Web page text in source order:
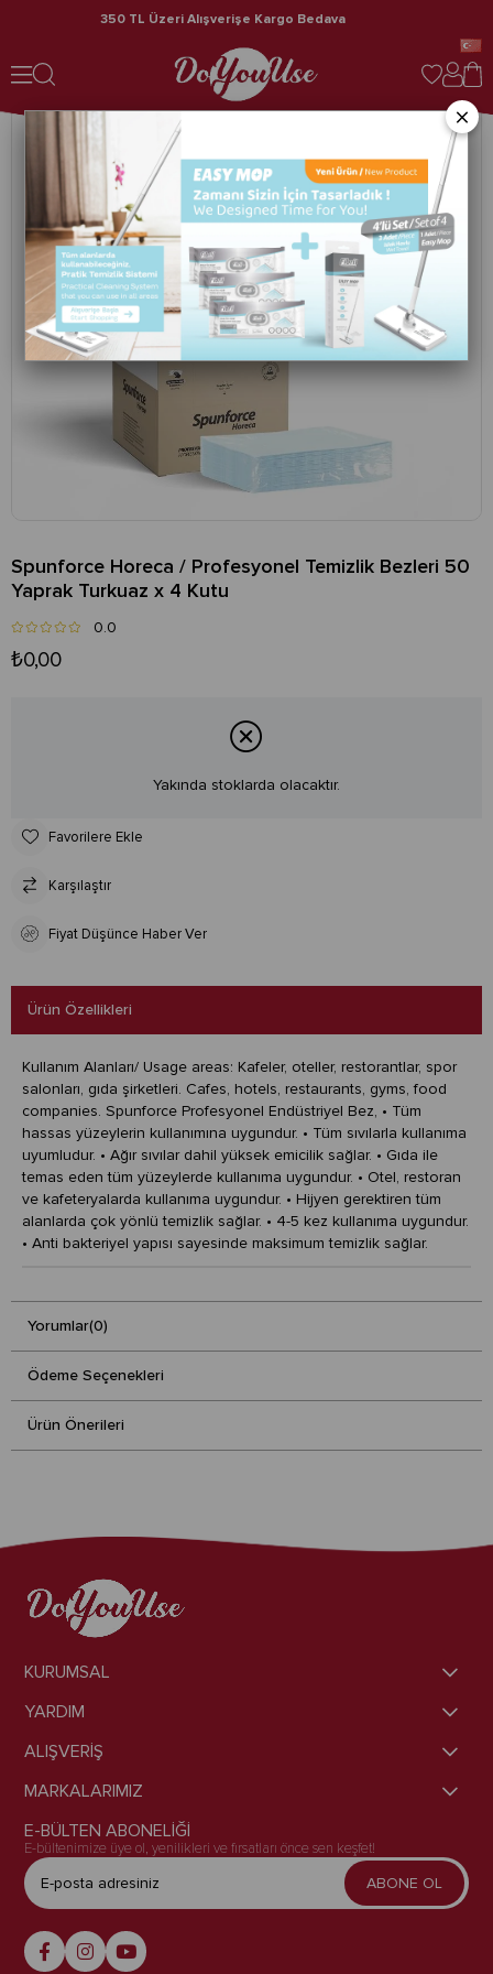
350 TL Üzeri Alışverişe Kargo Bedava
Spunforce Horeca / Profesyonel Temizlik Bezleri 50
Yaprak Turkuaz x 4 Kutu
0.0
₺0,00
Yakında stoklarda olacaktır.
Favorilere Ekle
Karşılaştır
Fiyat Düşünce Haber Ver
Ürün Özellikleri
Kullanım Alanları/ Usage areas: Kafeler, oteller, restorantlar, spor
salonları, gıda şirketleri. Cafes, hotels, restaurants, gyms, food
companies. Spunforce Profesyonel Endüstriyel Bez, • Tüm
hassas yüzeylerin kullanımına uygundur. • Tüm sıvılarla kullanıma
uyumludur. • Ağır sıvılar dahil yüksek emicilik sağlar. • Gıda ile
temas eden tüm yüzeylerde kullanıma uygundur. • Otel, restoran
ve kafeteryalarda kullanıma uygundur. • Hijyen gerektiren tüm
alanlarda çok yönlü temizlik sağlar. • 4-5 kez kullanıma uygundur.
• Anti bakteriyel yapısı sayesinde maksimum temizlik sağlar.
Yorumlar(0)
Ödeme Seçenekleri
Ürün Önerileri
KURUMSAL
YARDIM
ALIŞVERİŞ
MARKALARIMIZ
E-BÜLTEN ABONELİĞİ
E-bültenimize üye ol, yenilikleri ve fırsatları önce sen keşfet!
ABONE OL
×